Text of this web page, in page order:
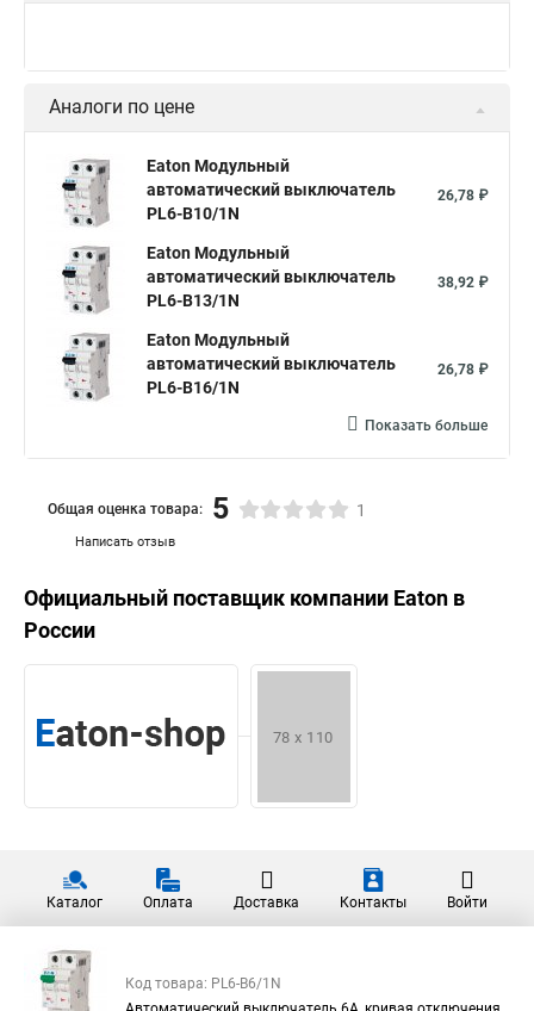
Аналоги по цене
Eaton Модульный
автоматический выключатель
PL6-B10/1N
26,78 ₽
Eaton Модульный
автоматический выключатель
PL6-B13/1N
38,92 ₽
Eaton Модульный
автоматический выключатель
PL6-B16/1N
26,78 ₽
Показать больше
Написать отзыв
Общая оценка товара: 5 1
Официальный поставщик компании Eaton в
России
Каталог Оплата Доставка Контакты Войти
Код товара: PL6-B6/1N